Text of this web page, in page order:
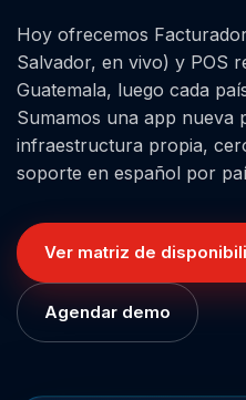
Hoy ofrecemos
Salvador, en vivo) y POS
Guatemala, luego cada
Sumamos una app nueva
infraestructura propia,
soporte en español por
Ver matriz de
Agendar demo